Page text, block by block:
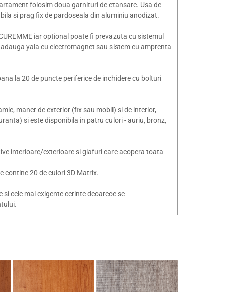
folosim doua garnituri de etansare. Usa de
si prag fix de pardoseala din aluminiu anodizat.
iar optional poate fi prevazuta cu sistemul
yala cu electromagnet sau sistem cu amprenta
la 20 de puncte periferice de inchidere cu bolturi
maner de exterior (fix sau mobil) si de interior,
si este disponibila in patru culori - auriu, bronz,
interioare/exterioare si glafuri care acopera toata
contine 20 de culori 3D Matrix.
cele mai exigente cerinte deoarece se